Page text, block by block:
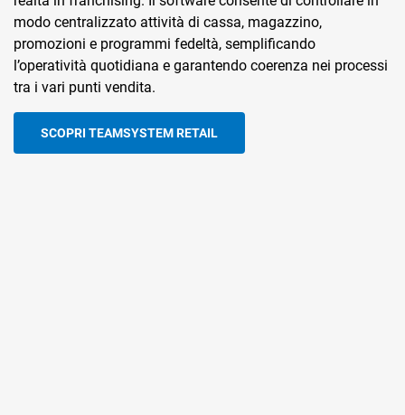
modo centralizzato attività di cassa, magazzino,
promozioni e programmi fedeltà, semplificando
l’operatività quotidiana e garantendo coerenza nei processi
tra i vari punti vendita.
SCOPRI TEAMSYSTEM RETAIL
disponibilità di magazzino, offrendo una gestione unificata
tra canali fisici e digitali. Il sistema supporta anche attività
di marketing, personalizzazione del catalogo e funzioni
avanzate per la gestione dei contenuti.
SCOPRI ECOMMERCE
consente di navigare il catalogo, acquistare in pochi
passaggi, ricevere aggiornamenti tramite notifiche e
accedere rapidamente a promozioni e preferiti.
SCOPRI E-COMMERCE APP